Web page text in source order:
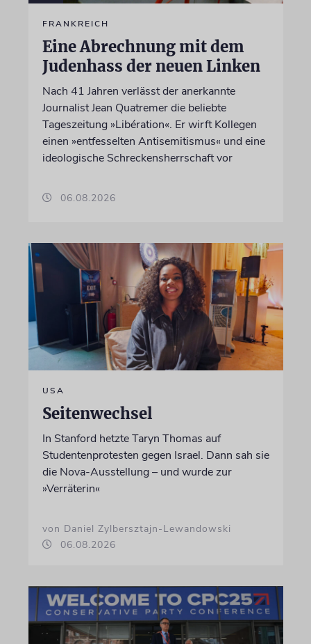
FRANKREICH
Eine Abrechnung mit dem
Judenhass der neuen Linken
Nach 41 Jahren verlässt der anerkannte
Journalist Jean Quatremer die beliebte
Tageszeitung »Libération«. Er wirft Kollegen
einen »entfesselten Antisemitismus« und eine
ideologische Schreckensherrschaft vor
06.08.2026
USA
Seitenwechsel
In Stanford hetzte Taryn Thomas auf
Studentenprotesten gegen Israel. Dann sah sie
die Nova-Ausstellung – und wurde zur
»Verräterin«
von Daniel Zylbersztajn-Lewandowski
06.08.2026